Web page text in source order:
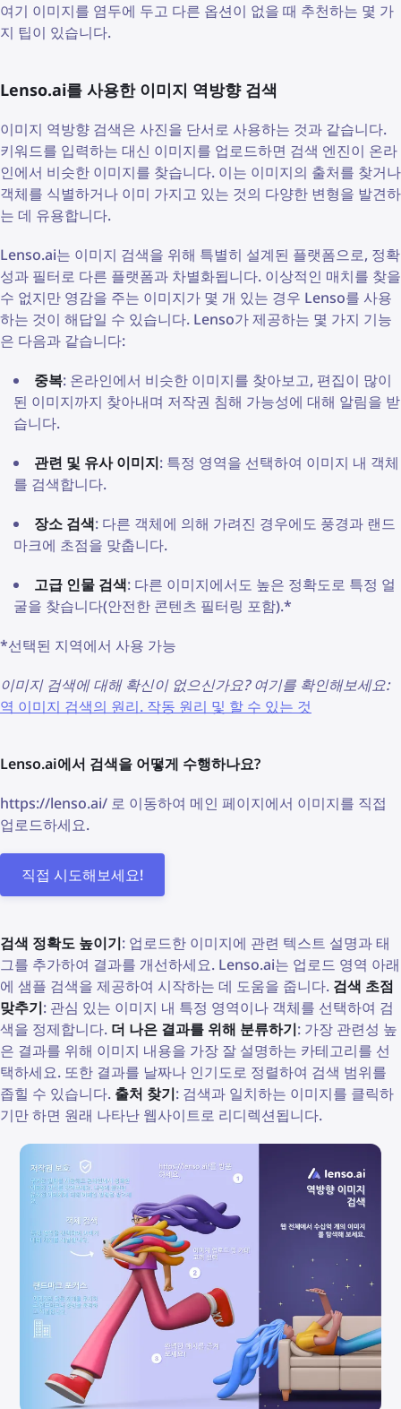
여기 이미지를 염두에 두고 다른 옵션이 없을 때 추천하는 몇 가
지 팁이 있습니다.
Lenso.ai를 사용한 이미지 역방향 검색
이미지 역방향 검색은 사진을 단서로 사용하는 것과 같습니다.
키워드를 입력하는 대신 이미지를 업로드하면 검색 엔진이 온라
인에서 비슷한 이미지를 찾습니다. 이는 이미지의 출처를 찾거나
객체를 식별하거나 이미 가지고 있는 것의 다양한 변형을 발견하
는 데 유용합니다.
Lenso.ai는 이미지 검색을 위해 특별히 설계된 플랫폼으로, 정확
성과 필터로 다른 플랫폼과 차별화됩니다. 이상적인 매치를 찾을
수 없지만 영감을 주는 이미지가 몇 개 있는 경우 Lenso를 사용
하는 것이 해답일 수 있습니다. Lenso가 제공하는 몇 가지 기능
은 다음과 같습니다:
중복: 온라인에서 비슷한 이미지를 찾아보고, 편집이 많이
된 이미지까지 찾아내며 저작권 침해 가능성에 대해 알림을 받
습니다.
관련 및 유사 이미지: 특정 영역을 선택하여 이미지 내 객체
를 검색합니다.
장소 검색: 다른 객체에 의해 가려진 경우에도 풍경과 랜드
마크에 초점을 맞춥니다.
고급 인물 검색: 다른 이미지에서도 높은 정확도로 특정 얼
굴을 찾습니다(안전한 콘텐츠 필터링 포함).*
*선택된 지역에서 사용 가능
이미지 검색에 대해 확신이 없으신가요? 여기를 확인해보세요:
역 이미지 검색의 원리. 작동 원리 및 할 수 있는 것
Lenso.ai에서 검색을 어떻게 수행하나요?
https://lenso.ai/ 로 이동하여 메인 페이지에서 이미지를 직접
업로드하세요.
직접 시도해보세요!
검색 정확도 높이기: 업로드한 이미지에 관련 텍스트 설명과 태
그를 추가하여 결과를 개선하세요. Lenso.ai는 업로드 영역 아래
에 샘플 검색을 제공하여 시작하는 데 도움을 줍니다. 검색 초점
맞추기: 관심 있는 이미지 내 특정 영역이나 객체를 선택하여 검
색을 정제합니다. 더 나은 결과를 위해 분류하기: 가장 관련성 높
은 결과를 위해 이미지 내용을 가장 잘 설명하는 카테고리를 선
택하세요. 또한 결과를 날짜나 인기도로 정렬하여 검색 범위를
좁힐 수 있습니다. 출처 찾기: 검색과 일치하는 이미지를 클릭하
기만 하면 원래 나타난 웹사이트로 리디렉션됩니다.